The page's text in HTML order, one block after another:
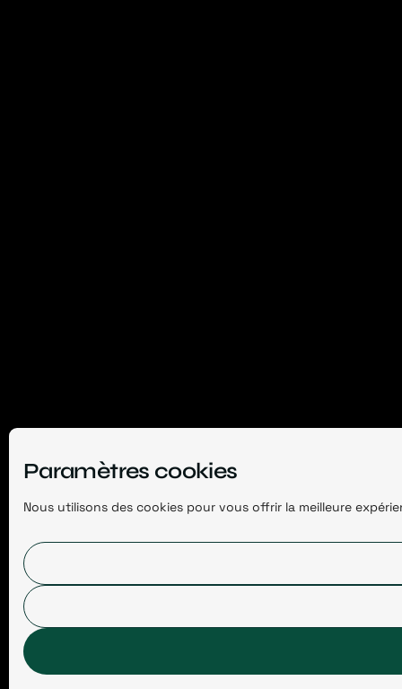
Paramètres cookies
Nous utilisons des cookies pour vous offrir la meilleure